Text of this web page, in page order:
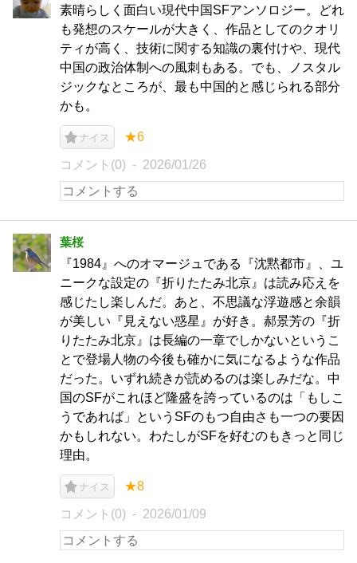
素晴らしく面白い現代中国SFアンソロジー。どれ
も発想のスケールが大きく、作品としてのクオリ
ティが高く、技術に関する知識の裏付けや、現代
中国の政治体制への風刺もある。でも、ノスタル
ジックなところが、最も中国的と感じられる部分
かも。
ナイス ★6
コメント(0) 2026/01/26
葉桜
『1984』へのオマージュである『沈黙都市』、ユ
ニークな設定の『折りたたみ北京』は読み応えを
感じたし楽しんだ。あと、不思議な浮遊感と余韻
が美しい『見えない惑星』が好き。郝景芳の『折
りたたみ北京』は長編の一章でしかないというこ
とで登場人物の今後も確かに気になるような作品
だった。いずれ続きが読めるのは楽しみだな。中
国のSFがこれほど隆盛を誇っているのは「もしこ
うであれば」というSFのもつ自由さも一つの要因
かもしれない。わたしがSFを好むのもきっと同じ
理由。
ナイス ★8
コメント(0) 2026/01/09